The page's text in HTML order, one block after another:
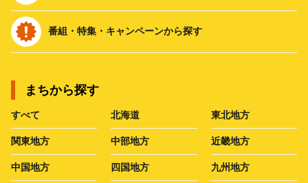
番組・特集・キャンペーンから探す
まちから探す
すべて 北海道 東北地方
関東地方 中部地方 近畿地方
中国地方 四国地方 九州地方